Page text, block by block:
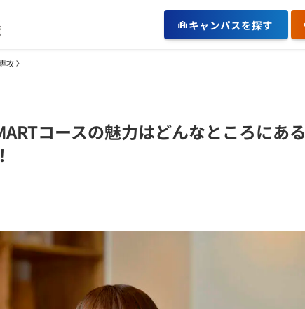
キャンパスを探す
攻
コースの魅力はどんなところにある